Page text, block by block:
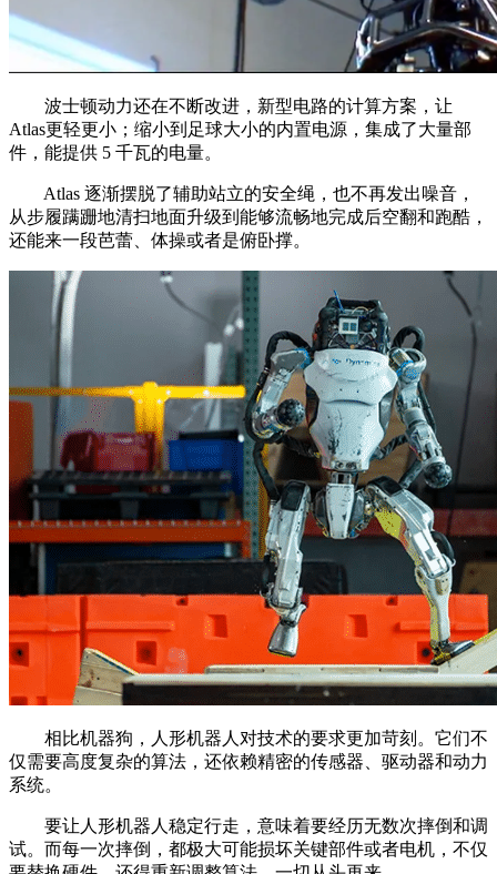
波士顿动力还在不断改进，新型电路的计算方案，让
Atlas更轻更小；缩小到足球大小的内置电源，集成了大量部
件，能提供 5 千瓦的电量。
Atlas 逐渐摆脱了辅助站立的安全绳，也不再发出噪音，
从步履蹒跚地清扫地面升级到能够流畅地完成后空翻和跑酷，
还能来一段芭蕾、体操或者是俯卧撑。
相比机器狗，人形机器人对技术的要求更加苛刻。它们不
仅需要高度复杂的算法，还依赖精密的传感器、驱动器和动力
系统。
要让人形机器人稳定行走，意味着要经历无数次摔倒和调
试。而每一次摔倒，都极大可能损坏关键部件或者电机，不仅